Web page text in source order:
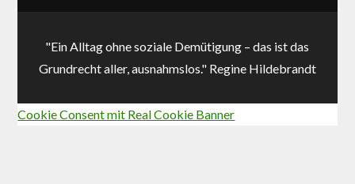
"Ein Alltag ohne soziale Demütigung – das ist das
Grundrecht aller, ausnahmslos." Regine Hildebrandt
Cookie Consent mit Real Cookie Banner